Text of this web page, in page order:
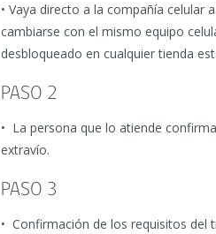
• Vaya directo a la compañía celular
cambiarse con el mismo equipo
desbloqueado en cualquier tienda
PASO 2
• La persona que lo atiende
extravío.
PASO 3
• Confirmación de los requisitos del